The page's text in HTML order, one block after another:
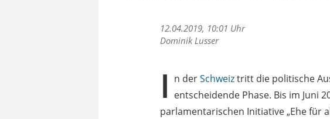
12.04.2019, 10:01 Uhr
Dominik Lusser
I n derSchweiztritt die politische
entscheidende Phase. Bis im Juni
parlamentarischen Initiative „Ehe für